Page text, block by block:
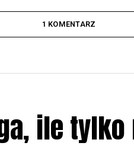
1 KOMENTARZ
ile tylko